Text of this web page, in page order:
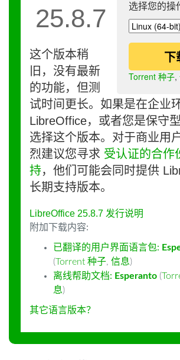
选择您的操
下
Torrent 种子,
25.8.7
这个版本稍
旧，没有最新
的功能，但测
试时间更长。如果是在企业
LibreOffice，或者您是保守
选择这个版本。对于商业用
烈建议您寻求 受认证的合作
持，他们可能会同时提供
长期支持版本。
LibreOffice 25.8.7 发行说明
附加下载内容:
已翻译的用户界面语言包:
(Torrent 种子, 信息)
离线帮助文档: Esperanto (
息)
其它语言版本？